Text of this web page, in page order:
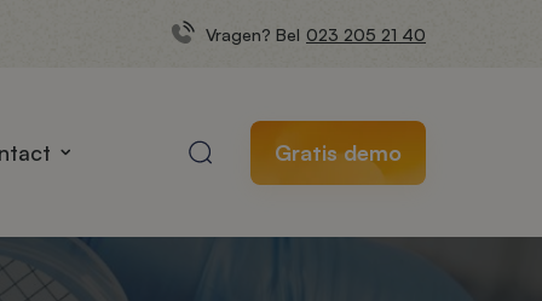
Vragen? Bel 023 205 21 40
Gratis demo